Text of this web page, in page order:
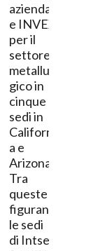
aziendal
e INVEX
per il
settore
metallur
gico in
cinque
sedi in
Californi
a e
Arizona.
Tra
queste
figurano
le sedi
di Intsel